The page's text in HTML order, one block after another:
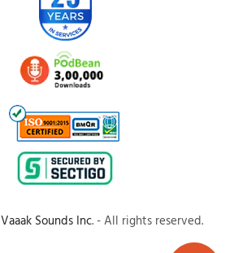
Vaaak Sounds Inc. - All rights reserved.